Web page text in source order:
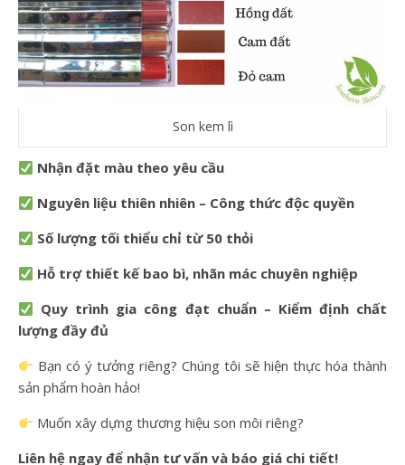
Son kem lì
Nhận đặt màu theo yêu cầu
Nguyên liệu thiên nhiên – Công thức độc quyền
Số lượng tối thiểu chỉ từ 50 thỏi
Hỗ trợ thiết kế bao bì, nhãn mác chuyên nghiệp
Quy trình gia công đạt chuẩn – Kiểm định chất
lượng đầy đủ
Bạn có ý tưởng riêng? Chúng tôi sẽ hiện thực hóa thành
sản phẩm hoàn hảo!
Muốn xây dựng thương hiệu son môi riêng?
Liên hệ ngay để nhận tư vấn và báo giá chi tiết!